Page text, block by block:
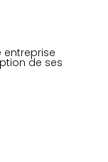
entreprise
de ses